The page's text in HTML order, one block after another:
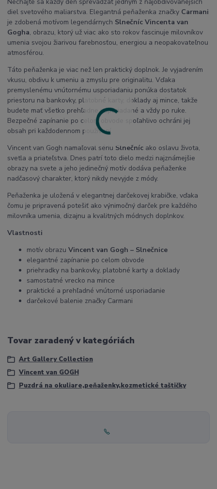
diel svetového maliarstva. Elegantná peňaženka značky Carmani
je zdobená motívom legendárnych Slnečníc Vincenta van
Gogha, obrazu, ktorý už viac ako sto rokov fascinuje milovníkov
umenia svojou žiarivou farebnosťou, energiou a neopakovateľnou
atmosférou.
Táto peňaženka je viac než len praktický doplnok. Je vyjadrením
vkusu, obdivu k umeniu a zmyslu pre originalitu. Vďaka
premyslenému vnútornému usporiadaniu ponúka dostatok
priestoru na bankovky, platobné karty, doklady aj mince, takže
budete mať všetko prehľadne usporiadané a vždy po ruke.
Bezpečné zapínanie po celom obvode spoľahlivo ochráni jej
obsah pri každodennom používaní.
Vincent van Gogh namaľoval sériu Slnečníc ako oslavu života,
svetla a priateľstva. Dnes patrí toto dielo medzi najznámejšie
obrazy na svete a jeho jedinečný motív dodáva peňaženke
nadčasový charakter, ktorý nikdy nevyjde z módy.
Peňaženka je uložená v elegantnej darčekovej krabičke, vďaka
čomu je pripravená potešiť ako výnimočný darček pre každého
milovníka umenia, dizajnu a kvalitných módnych doplnkov.
Vlastnosti
motív obrazu Vincent van Gogh – Slnečnice
elegantné zapínanie po celom obvode
priehradky na bankovky, platobné karty a doklady
samostatné vrecko na mince
praktické a prehľadné vnútorné usporiadanie
darčekové balenie značky Carmani
Tovar zaradený v kategóriách
Art Gallery Collection
Vincent van GOGH
Puzdrá na okuliare,peňaženky,kozmetické taštičky